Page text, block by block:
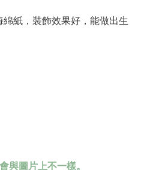
紙，裝飾效果好，能做出生
與圖片上不一樣。